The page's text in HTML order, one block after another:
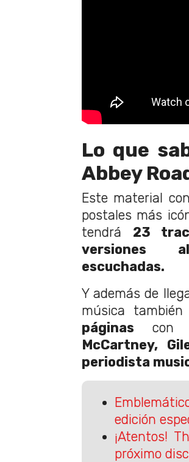
Lo que
Abbey
Este material
postales más
tendrá 23
versiones
escuchadas.
Y además de
música también
páginas con
McCartney,
periodista
edición
¡Atentos!
próximo